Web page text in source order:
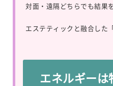
対面・遠隔どちらでも結果
エステティックと融合した
エネルギーは